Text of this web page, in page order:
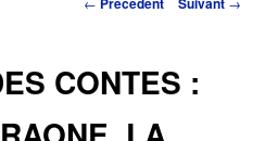
CONTES :